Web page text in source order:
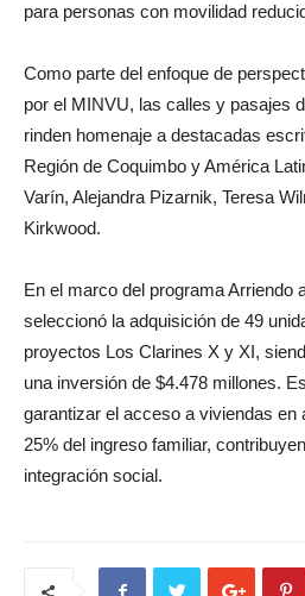
para personas con movilidad
Como parte del enfoque de
por el MINVU, las calles y pasajes
rinden homenaje a destacadas
Región de Coquimbo y América
Varín, Alejandra Pizarnik, Teresa
Kirkwood.
En el marco del programa Arriendo
seleccionó la adquisición de 49
proyectos Los Clarines X y XI,
una inversión de $4.478 millones.
garantizar el acceso a viviendas en
25% del ingreso familiar,
integración social.